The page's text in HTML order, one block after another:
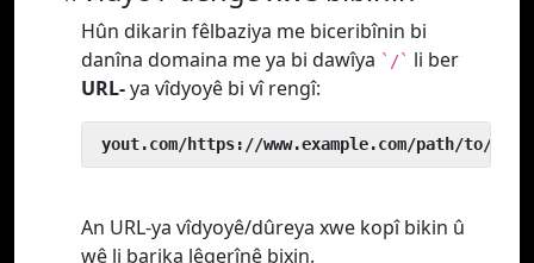
Hûn dikarin fêlbaziya me biceribînin bi
danîna domaina me ya bi dawîya `/` li ber
URL-ya vîdyoyê bi vî rengî:
yout.com/https://www.example.com/path/to/
An URL-ya vîdyoyê/dûreya xwe kopî bikin û
wê li barika lêgerînê bixin.